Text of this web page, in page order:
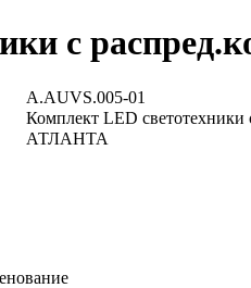
с
A.AUVS.005-01
Комплект LED светотехники
АТЛАНТА